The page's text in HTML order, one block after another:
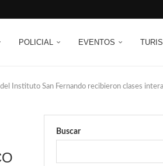
POLICIAL EVENTOS
Instituto San Fernando recibieron clases
Buscar